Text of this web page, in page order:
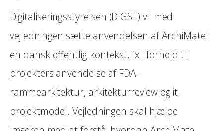
Digitaliseringsstyrelsen (DIGST) vil med
vejledningen sætte anvendelsen af ArchiMate i
en dansk offentlig kontekst, fx i forhold til
projekters anvendelse af FDA-
rammearkitektur, arkitekturreview og it-
projektmodel. Vejledningen skal hjælpe